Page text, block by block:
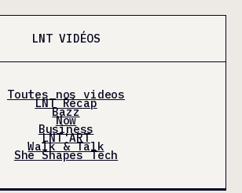
LNT VIDÉOS
Toutes nos videos
LNT Récap
Bazz
Now
Business
LNT'ART
Walk & Talk
She Shapes Tech